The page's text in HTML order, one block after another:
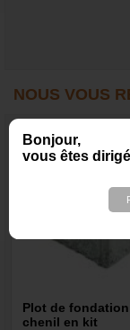
Bonjour,
vous êtes
NOUS VOUS
Plot de
chenil en kit